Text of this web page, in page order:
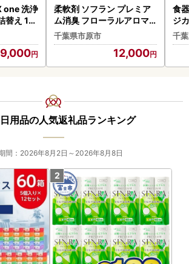
one 洗浄
替え 17
柔軟剤 ソフラン プレミア
ム消臭 フローラルアロマ
詰替え 380ml 20個 柔軟
剤
千葉県市原市
12,000
食
ジ
4個
千
用品の人気返礼品ランキング
間：2026年8月2日～2026年8月8日